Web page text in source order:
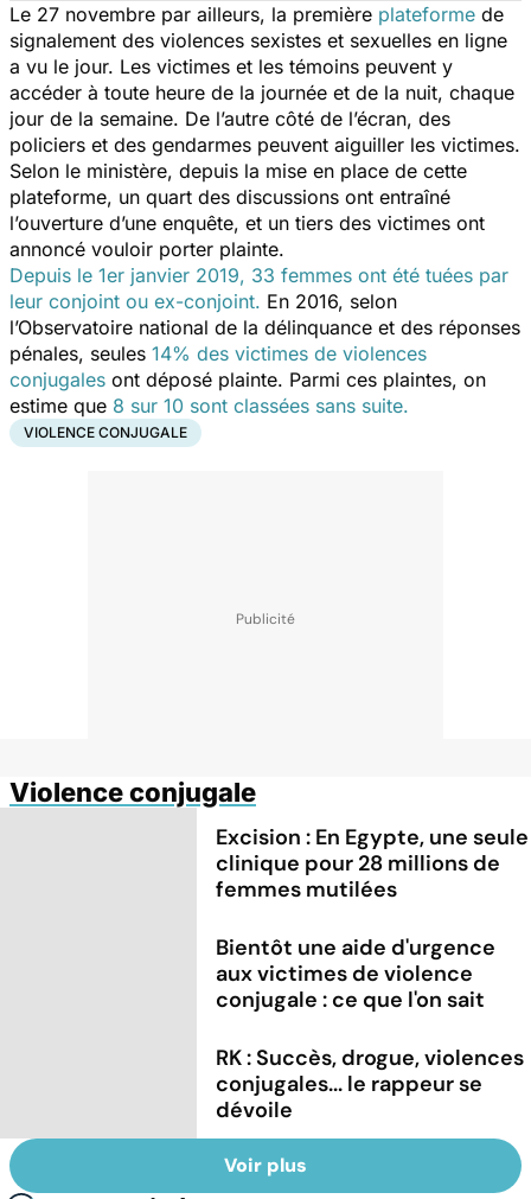
Le 27 novembre par ailleurs, la première plateforme de
signalement des violences sexistes et sexuelles en ligne
a vu le jour. Les victimes et les témoins peuvent y
accéder à toute heure de la journée et de la nuit, chaque
jour de la semaine. De l’autre côté de l’écran, des
policiers et des gendarmes peuvent aiguiller les victimes.
Selon le ministère, depuis la mise en place de cette
plateforme, un quart des discussions ont entraîné
l’ouverture d’une enquête, et un tiers des victimes ont
annoncé vouloir porter plainte.
Depuis le 1er janvier 2019, 33 femmes ont été tuées par
leur conjoint ou ex-conjoint. En 2016, selon
l’Observatoire national de la délinquance et des réponses
pénales, seules 14% des victimes de violences
conjugales ont déposé plainte. Parmi ces plaintes, on
estime que 8 sur 10 sont classées sans suite.
VIOLENCE CONJUGALE
Violence conjugale
Excision : En Egypte, une seule
clinique pour 28 millions de
femmes mutilées
Bientôt une aide d'urgence
aux victimes de violence
conjugale : ce que l'on sait
RK : Succès, drogue, violences
conjugales... le rappeur se
dévoile
Voir plus